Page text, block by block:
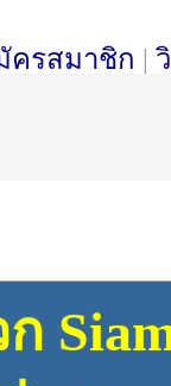
ครสมาชิก |